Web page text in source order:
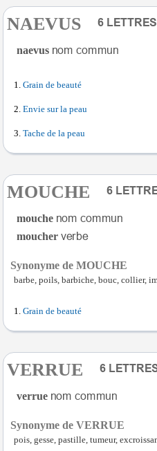
NAEVUS
naevus
Grain de beauté
Envie sur la peau
Tache de la peau
MOUCHE
mouche
moucher
Synonyme de MOUCHE
barbe, poils, barbiche, bouc, collier,
Grain de beauté
VERRUE
verrue
Synonyme de VERRUE
pois, gesse, pastille, tumeur,